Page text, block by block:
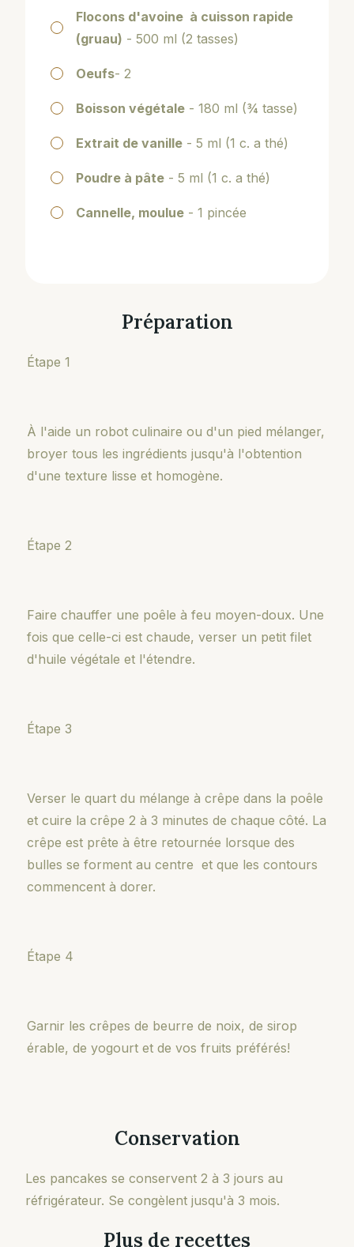
Flocons d'avoine à cuisson rapide
(gruau) - 500 ml (2 tasses)
Oeufs- 2
Boisson végétale - 180 ml (¾ tasse)
Extrait de vanille - 5 ml (1 c. a thé)
Poudre à pâte - 5 ml (1 c. a thé)
Cannelle, moulue - 1 pincée
Préparation
Étape 1
À l'aide un robot culinaire ou d'un pied mélanger,
broyer tous les ingrédients jusqu'à l'obtention
d'une texture lisse et homogène.
Étape 2
Faire chauffer une poêle à feu moyen-doux. Une
fois que celle-ci est chaude, verser un petit filet
d'huile végétale et l'étendre.
Étape 3
Verser le quart du mélange à crêpe dans la poêle
et cuire la crêpe 2 à 3 minutes de chaque côté. La
crêpe est prête à être retournée lorsque des
bulles se forment au centre et que les contours
commencent à dorer.
Étape 4
Garnir les crêpes de beurre de noix, de sirop
érable, de yogourt et de vos fruits préférés!
Conservation
Les pancakes se conservent 2 à 3 jours au
réfrigérateur. Se congèlent jusqu'à 3 mois.
Plus de recettes